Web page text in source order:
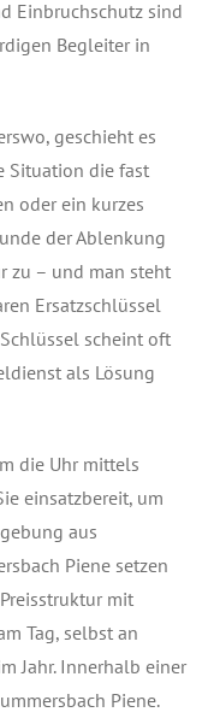
Einbruchschutz sind
Begleiter in
geschieht es
Situation die fast
oder ein kurzes
der Ablenkung
zu – und man steht
Ersatzschlüssel
scheint oft
als Lösung
die Uhr mittels
einsatzbereit, um
aus
Piene setzen
mit
Tag, selbst an
Jahr. Innerhalb einer
Piene.